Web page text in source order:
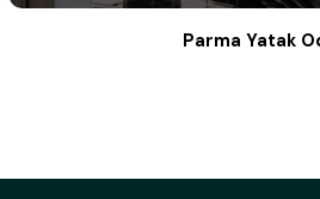
Parma Yatak